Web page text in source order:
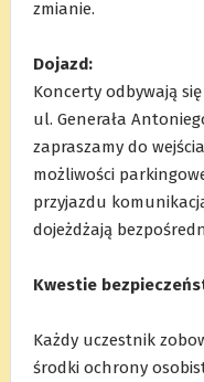
zmianie.
Dojazd:
Koncerty odbywają
ul. Generała
zapraszamy do
możliwości
przyjazdu
dojeżdżają
Kwestie
Każdy uczestnik
środki ochrony